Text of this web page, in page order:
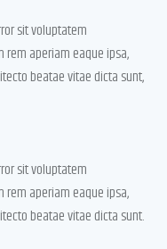
sit voluptatem
aperiam eaque ipsa,
beatae vitae dicta sunt,
sit voluptatem
aperiam eaque ipsa,
beatae vitae dicta sunt.